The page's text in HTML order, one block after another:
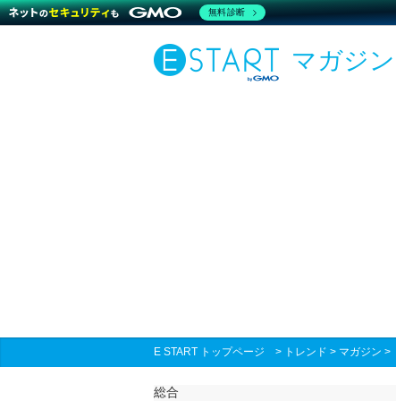
マガジン
E START トップページ > トレンド > マガジン >
総合
無料診断